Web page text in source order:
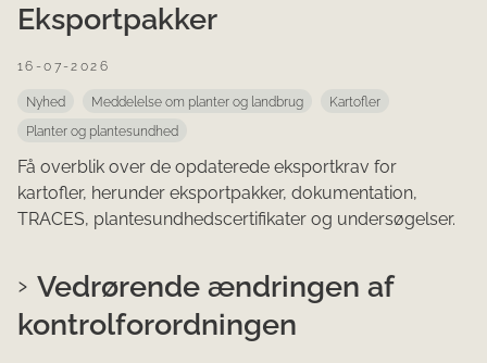
Eksportpakker
16-07-2026
Nyhed Meddelelse om planter og landbrug
Kartofler
Planter og plantesundhed
Få overblik over de opdaterede eksportkrav for
kartofler, herunder eksportpakker, dokumentation,
TRACES, plantesundhedscertifikater og undersøgelser.
Vedrørende ændringen af
kontrolforordningen